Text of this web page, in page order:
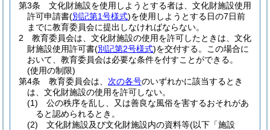
第3条
文化財施設を使用しようとする者は、文化財施設使用
許可申請書(別記第1号様式)を使用しようとする日の7日前
までに教育委員会に提出しなければならない。
2
教育委員会は、文化財施設の使用を許可したときは、文化
財施設使用許可書(別記第2号様式)を交付する。
この場合に
おいて、教育委員会は必要な条件を付すことができる。
(使用の制限)
第4条
教育委員会は、 次の各号のいずれかに該当するとき
は、文化財施設の使用を許可しない。
(1)
公の秩序を乱し、又は善良な風俗を害するおそれがあ
ると認められるとき。
(2)
文化財施設及び文化財施設内の資料等(以下「施設